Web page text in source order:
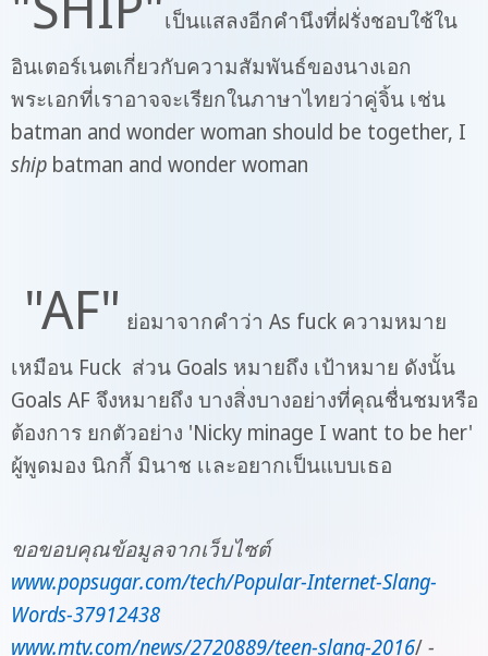
เป็นแสลงอีกคำนึงที่ฝรั่งชอบใช้ใน
อินเตอร์เนตเกี่ยวกับความสัมพันธ์ของนางเอก
พระเอกที่เราอาจจะเรียกในภาษาไทยว่าคู่จิ้น เช่น
batman and wonder woman should be together, I
shipbatman and wonder woman
"AF" ย่อมาจากคำว่า As fuck ความหมาย
เหมือน Fuck ส่วน Goals หมายถึง เป้าหมาย ดังนั้น
Goals AF จึงหมายถึง บางสิ่งบางอย่างที่คุณชื่นชมหรือ
ต้องการ ยกตัวอย่าง 'Nicky minage I want to be her'
ผู้พูดมอง นิกกี้ มินาช เเละอยากเป็นแบบเธอ
ขอขอบคุณข้อมูลจากเว็บไซต์
www.popsugar.com/tech/Popular-Internet-Slang-
Words-37912438
www.mtv.com/news/2720889/teen-slang-2016/-